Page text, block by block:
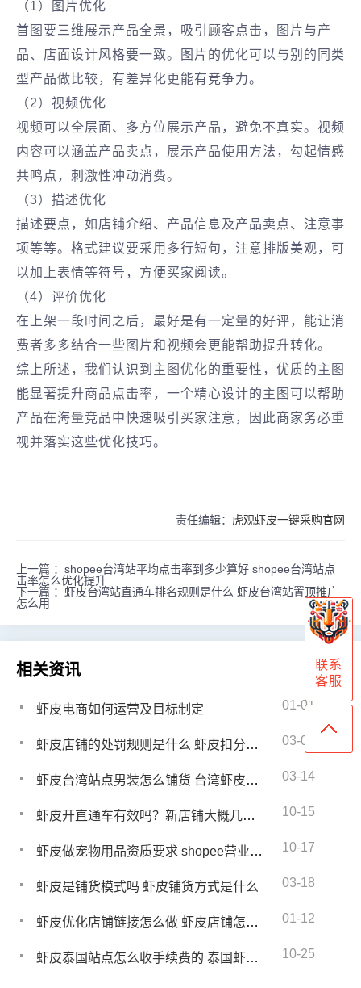
（1）图片优化
首图要三维展示产品全景，吸引顾客点击，图片与产
品、店面设计风格要一致。图片的优化可以与别的同类
型产品做比较，有差异化更能有竞争力。
（2）视频优化
视频可以全层面、多方位展示产品，避免不真实。视频
内容可以涵盖产品卖点，展示产品使用方法，勾起情感
共鸣点，刺激性冲动消费。
（3）描述优化
描述要点，如店铺介绍、产品信息及产品卖点、注意事
项等等。格式建议要采用多行短句，注意排版美观，可
以加上表情等符号，方便买家阅读。
（4）评价优化
在上架一段时间之后，最好是有一定量的好评，能让消
费者多多结合一些图片和视频会更能帮助提升转化。
综上所述，我们认识到主图优化的重要性，优质的主图
能显著提升商品点击率，一个精心设计的主图可以帮助
产品在海量竞品中快速吸引买家注意，因此商家务必重
视并落实这些优化技巧。
责任编辑： 虎观虾皮一键采购官网
上一篇 ： shopee台湾站平均点击率到多少算好 shopee台湾站点
击率怎么优化提升
下一篇 ： 虾皮台湾站直通车排名规则是什么 虾皮台湾站置顶推广
怎么用
相关资讯
虾皮电商如何运营及目标制定 01-01
虾皮店铺的处罚规则是什么 虾皮扣分每月清零吗 03-08
虾皮台湾站点男装怎么铺货 台湾虾皮本土号怎么发货 03-14
虾皮开直通车有效吗？新店铺大概几天才能出单子 10-15
虾皮做宠物用品资质要求 shopee营业执照怎么办理 10-17
虾皮是铺货模式吗 虾皮铺货方式是什么 03-18
虾皮优化店铺链接怎么做 虾皮店铺怎么推广 01-12
虾皮泰国站点怎么收手续费的 泰国虾皮卖什么好 10-25
联系
客服